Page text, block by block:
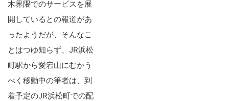
木界隈でのサービスを展
開しているとの報道があ
ったようだが、そんなこ
とはつゆ知らず、JR浜松
町駅から愛宕山にむかう
べく移動中の筆者は、到
着予定のJR浜松町での配